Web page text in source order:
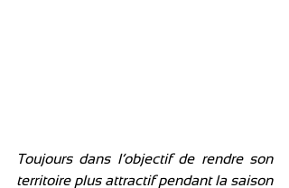
Toujours dans l’objectif de rendre son
territoire plus attractif pendant la saison